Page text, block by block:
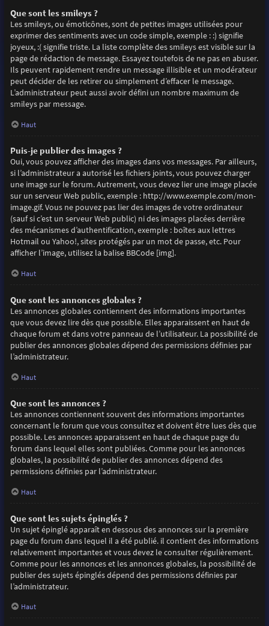
Que sont les smileys ?
Les smileys, ou émoticônes, sont de petites images utilisées pour
exprimer des sentiments avec un code simple, exemple : :) signifie
joyeux, :( signifie triste. La liste complète des smileys est visible sur la
page de rédaction de message. Essayez toutefois de ne pas en abuser.
Ils peuvent rapidement rendre un message illisible et un modérateur
peut décider de les retirer ou simplement d’effacer le message.
L’administrateur peut aussi avoir défini un nombre maximum de
smileys par message.
Haut
Puis-je publier des images ?
Oui, vous pouvez afficher des images dans vos messages. Par ailleurs,
si l’administrateur a autorisé les fichiers joints, vous pouvez charger
une image sur le forum. Autrement, vous devez lier une image placée
sur un serveur Web public, exemple : http://www.exemple.com/mon-
image.gif. Vous ne pouvez pas lier des images de votre ordinateur
(sauf si c’est un serveur Web public) ni des images placées derrière
des mécanismes d’authentification, exemple : boîtes aux lettres
Hotmail ou Yahoo!, sites protégés par un mot de passe, etc. Pour
afficher l’image, utilisez la balise BBCode [img].
Haut
Que sont les annonces globales ?
Les annonces globales contiennent des informations importantes
que vous devez lire dès que possible. Elles apparaissent en haut de
chaque forum et dans votre panneau de l’utilisateur. La possibilité de
publier des annonces globales dépend des permissions définies par
l’administrateur.
Haut
Que sont les annonces ?
Les annonces contiennent souvent des informations importantes
concernant le forum que vous consultez et doivent être lues dès que
possible. Les annonces apparaissent en haut de chaque page du
forum dans lequel elles sont publiées. Comme pour les annonces
globales, la possibilité de publier des annonces dépend des
permissions définies par l’administrateur.
Haut
Que sont les sujets épinglés ?
Un sujet épinglé apparaît en dessous des annonces sur la première
page du forum dans lequel il a été publié. il contient des informations
relativement importantes et vous devez le consulter régulièrement.
Comme pour les annonces et les annonces globales, la possibilité de
publier des sujets épinglés dépend des permissions définies par
l’administrateur.
Haut